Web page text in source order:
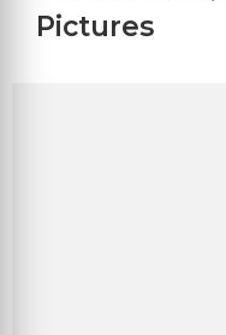
Pictures